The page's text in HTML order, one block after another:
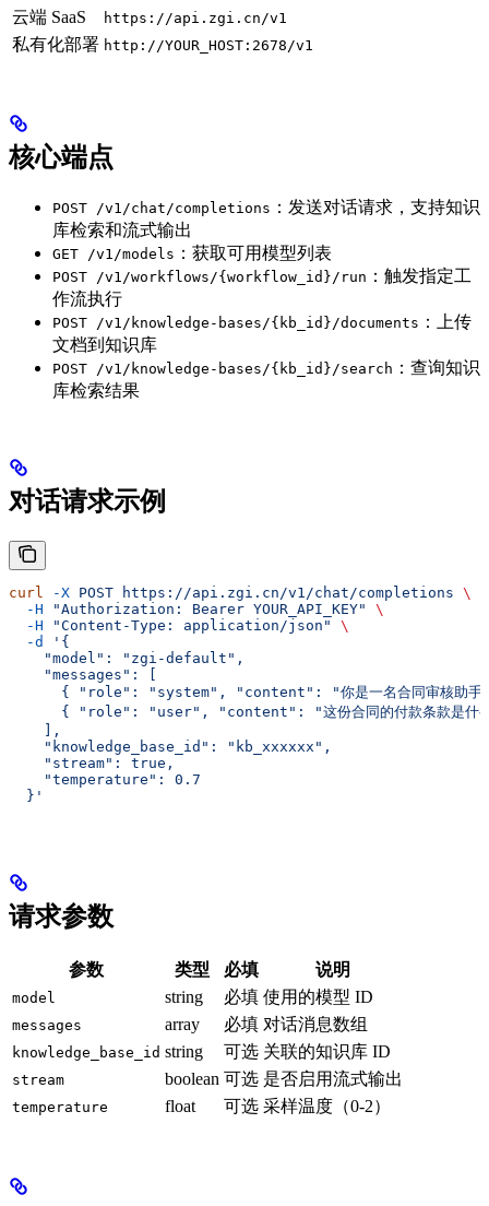
云端 SaaS
https://api.zgi.cn/v1
私有化部署 http://YOUR_HOST:2678/v1
核心端点
POST /v1/chat/completions ：发送对话请求，支持知识
库检索和流式输出
GET /v1/models ：获取可用模型列表
POST /v1/workflows/{workflow_id}/run ：触发指定工
作流执行
POST /v1/knowledge-bases/{kb_id}/documents ：上传
文档到知识库
POST /v1/knowledge-bases/{kb_id}/search ：查询知识
库检索结果
对话请求示例
curl -X POST https://api.zgi.cn/v1/chat/completions \
  -H
"Authorization: Bearer YOUR_API_KEY"
\
  -H
"Content-Type: application/json"
\
  -d
'{
    "model": "zgi-default",
    "messages": [
{ "role": "system", "content": "你是一名合同审核助手
{ "role": "user", "content": "这份合同的付款条款是什
    ],
    "knowledge_base_id": "kb_xxxxxx",
    "stream": true,
    "temperature": 0.7
  }'
请求参数
参数 类型 必填 说明
model string 必填 使用的模型 ID
messages array 必填 对话消息数组
knowledge_base_id string 可选 关联的知识库 ID
stream boolean 可选 是否启用流式输出
temperature float 可选 采样温度（0-2）